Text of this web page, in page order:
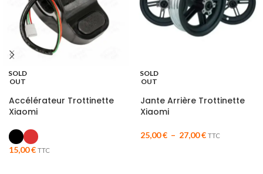
SOLD
OUT
Accélérateur Trottinette
Xiaomi
15,00€ TTC
SOLD
OUT
Jante Arrière Trottinette
Xiaomi
25,00€ – 27,00€ TTC